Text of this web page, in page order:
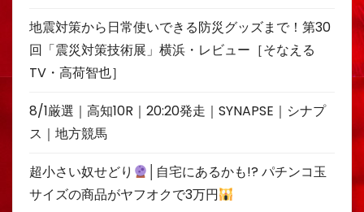
地震対策から日常使いできる防災グッズまで！第30
回「震災対策技術展」横浜・レビュー［そなえる
TV・高荷智也］
8/1厳選｜高知10R｜20:20発走｜SYNAPSE｜シナプ
ス｜地方競馬
超小さい奴せどり
│自宅にあるかも!? パチンコ玉
サイズの商品がヤフオクで3万円